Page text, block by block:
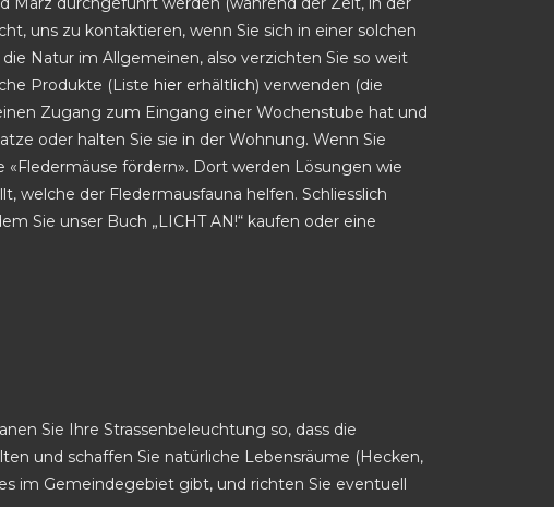
uns zu kontaktieren, wenn Sie sich in einer solchen
Natur im Allgemeinen, also verzichten Sie so weit
Produkte (Liste hier erhältlich) verwenden (die
Zugang zum Eingang einer Wochenstube hat und
oder halten Sie sie in der Wohnung. Wenn Sie
fördern». Dort werden Lösungen wie
welche der Fledermausfauna helfen. Schliesslich
Sie unser Buch „LICHT AN!“ kaufen oder eine
Sie Ihre Strassenbeleuchtung so, dass die
und schaffen Sie natürliche Lebensräume (Hecken,
im Gemeindegebiet gibt, und richten Sie eventuell